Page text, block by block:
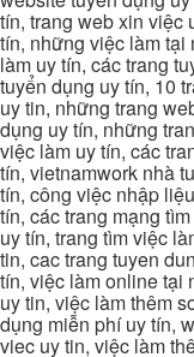
tín, trang web xin việc
tín, những việc làm tại
làm uy tín, các trang
tuyển dụng uy tín, 10
uy tin, những trang
dụng uy tín, những
việc làm uy tín, các
tín, vietnamwork nhà
tín, công việc nhập
tín, các trang mạng
uy tín, trang tìm việc
tin, cac trang tuyen
tín, việc làm online tại
uy tin, việc làm thêm
dụng miễn phí uy tín,
viec uy tin, việc làm